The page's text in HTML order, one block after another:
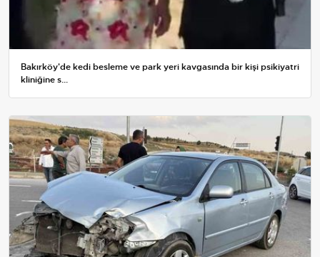
Bakırköy'de kedi besleme ve park yeri kavgasında bir kişi psikiyatri
kliniğine s...